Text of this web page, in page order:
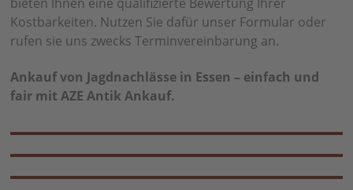
Kostbarkeiten. Nutzen Sie dafür unser Formular oder
rufen sie uns zwecks Terminvereinbarung an.
Ankauf von Jagdnachlässe in Essen – einfach und
fair mit AZE Antik Ankauf.